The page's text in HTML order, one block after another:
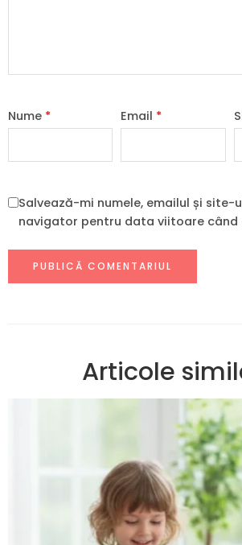
Nume * Email *
Salvează-mi numele, emailul și site-
navigator pentru data viitoare când
Articole